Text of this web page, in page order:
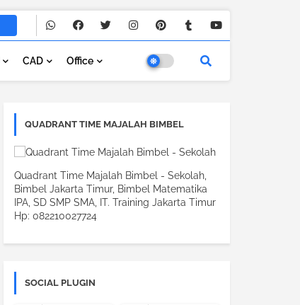
CAD Office
QUADRANT TIME MAJALAH BIMBEL
Quadrant Time Majalah Bimbel - Sekolah,
Bimbel Jakarta Timur, Bimbel Matematika
IPA, SD SMP SMA, IT. Training Jakarta Timur
Hp: 082210027724
SOCIAL PLUGIN